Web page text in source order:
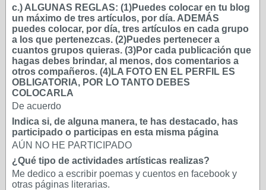
c.) ALGUNAS REGLAS: (1)Puedes colocar en tu blog
un máximo de tres artículos, por día. ADEMÁS
puedes colocar, por día, tres artículos en cada grupo
a los que pertenezcas. (2)Puedes pertenecer a
cuantos grupos quieras. (3)Por cada publicación que
hagas debes brindar, al menos, dos comentarios a
otros compañeros. (4)LA FOTO EN EL PERFIL ES
OBLIGATORIA, POR LO TANTO DEBES
COLOCARLA
De acuerdo
Indica si, de alguna manera, te has destacado, has
participado o participas en esta misma página
AÚN NO HE PARTICIPADO
¿Qué tipo de actividades artísticas realizas?
Me dedico a escribir poemas y cuentos en facebook y
otras páginas literarias.